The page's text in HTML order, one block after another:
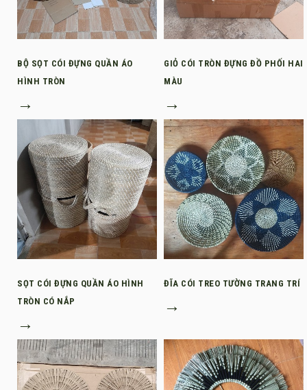
BỘ SỌT CÓI ĐỰNG QUẦN ÁO
HÌNH TRÒN
→
GIỎ CÓI TRÒN ĐỰNG ĐỒ PHỐI HAI
MÀU
→
SỌT CÓI ĐỰNG QUẦN ÁO HÌNH
TRÒN CÓ NẮP
→
ĐĨA CÓI TREO TƯỜNG TRANG TRÍ
→